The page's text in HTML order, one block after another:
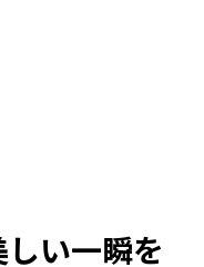
い一瞬を